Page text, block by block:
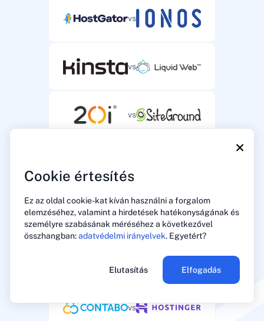
×
Cookie értesítés
Ez az oldal cookie-kat kíván használni a forgalom
elemzéséhez, valamint a hirdetések hatékonyságának és
személyre szabásának méréséhez a következővel
összhangban:adatvédelmi irányelvek. Egyetért?
Elutasítás Elfogadás
vs
vs
vs
vs
vs